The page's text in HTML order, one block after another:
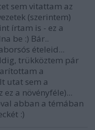
sem vitattam az
(szerintem)
írtam is - ez a
be :) Bár..
ételeid...
trükköztem pár
a
utat sem a
a növényféle)...
abban a témában
:)